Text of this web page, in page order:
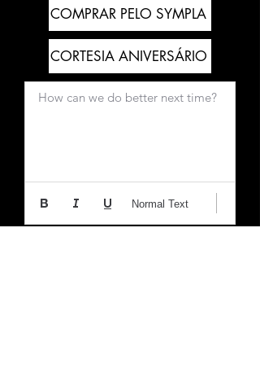
COMPRAR PELO SYMPLA
CORTESIA ANIVERSÁRIO
How can we do better next time?
Normal Text